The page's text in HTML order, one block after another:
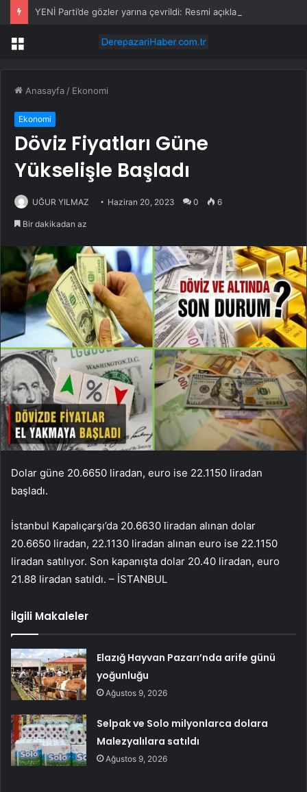
Menü
Anasayfa / Ekonomi
Ekonomi
Döviz Fiyatları Güne
Yükselişle Başladı
UĞUR YILMAZ Haziran 20, 2023 0 6
Bir dakikadan az
Dolar güne 20.6650 liradan, euro ise 22.1150 liradan
başladı.
İstanbul Kapalıçarşı’da 20.6630 liradan alınan dolar
20.6650 liradan, 22.1130 liradan alınan euro ise 22.1150
liradan satılıyor. Son kapanışta dolar 20.40 liradan, euro
21.88 liradan satıldı. – İSTANBUL
İlgili Makaleler
Elazığ Hayvan Pazarı’nda arife günü
yoğunluğu
Ağustos 9, 2026
Selpak ve Solo milyonlarca dolara
Malezyalılara satıldı
Ağustos 9, 2026